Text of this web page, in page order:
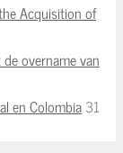
Acquisition of
overname van
en Colombia31